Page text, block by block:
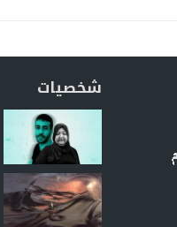
شخصيات